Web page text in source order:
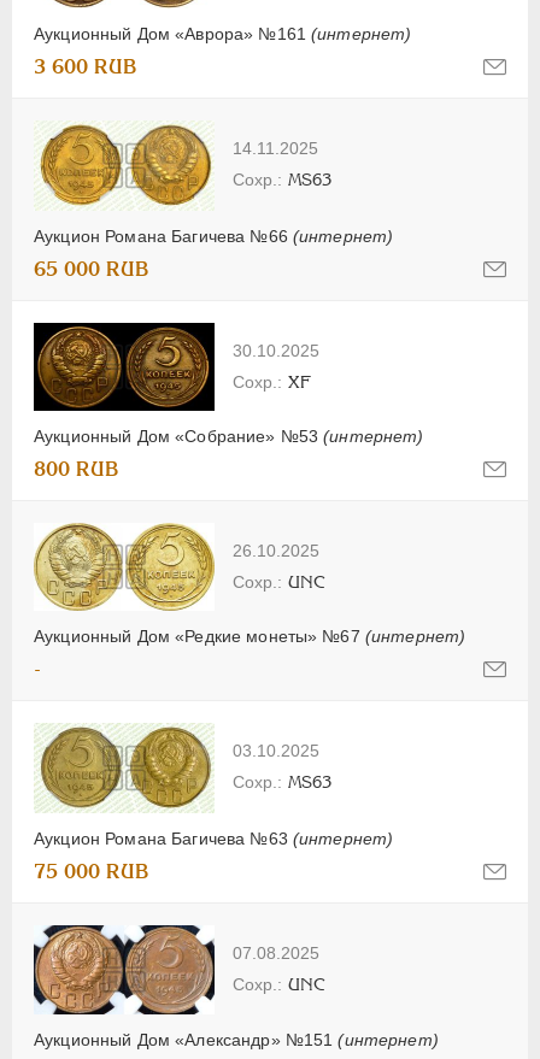
Аукционный Дом «Аврора» №161(интернет)
3 600 RUB
14.11.2025
Аукцион Романа Багичева №66 (интернет)
MS63
65 000 RUB
30.10.2025
Аукционный Дом «Собрание» №53(интернет)
XF
800 RUB
26.10.2025
Аукционный Дом «Редкие монеты» №67 (интернет)
UNC
-
03.10.2025
Аукцион Романа Багичева №63 (интернет)
MS63
75 000 RUB
07.08.2025
Аукционный Дом «Александр» №151(интернет)
UNC